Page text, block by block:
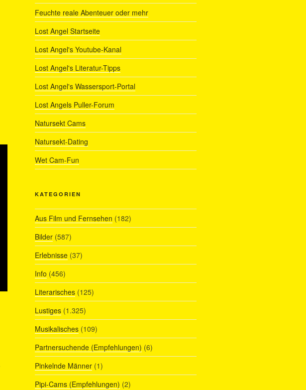
Feuchte reale Abenteuer oder mehr
Lost Angel Startseite
Lost Angel's Youtube-Kanal
Lost Angel's Literatur-Tipps
Lost Angel's Wassersport-Portal
Lost Angels Puller-Forum
Natursekt Cams
Natursekt-Dating
Wet Cam-Fun
KATEGORIEN
Aus Film und Fernsehen (182)
Bilder(587)
Erlebnisse(37)
Info (456)
Literarisches(125)
Lustiges(1.325)
Musikalisches(109)
Partnersuchende (Empfehlungen) (6)
Pinkelnde Männer(1)
Pipi-Cams (Empfehlungen) (2)